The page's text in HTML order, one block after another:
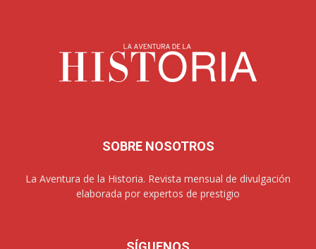
SOBRE NOSOTROS
La Aventura de la Historia. Revista mensual de divulgación
elaborada por expertos de prestigio